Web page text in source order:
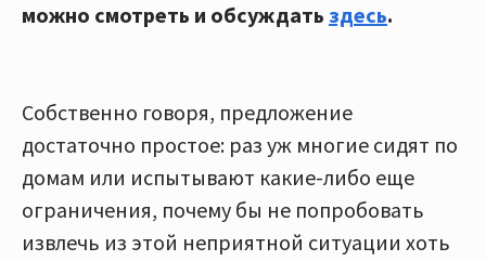
можно смотреть и обсуждать здесь.
Собственно говоря, предложение
достаточно простое: раз уж многие сидят по
домам или испытывают какие-либо еще
ограничения, почему бы не попробовать
извлечь из этой неприятной ситуации хоть